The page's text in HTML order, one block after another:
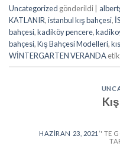
Uncategorized gönderildi
KATLANIR,istanbul kış bahçesi,
bahçesi,kadiköy pencere,
bahçesi,Kış Bahçesi Modelleri,
WİNTERGARTEN VERANDA
HAZIRAN 23, 2021 ’' TE